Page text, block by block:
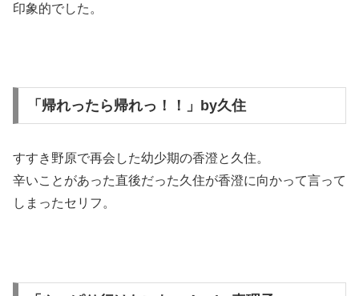
印象的でした。
「帰れったら帰れっ！！」by久住
すすき野原で再会した幼少期の香澄と久住。
辛いことがあった直後だった久住が香澄に向かって言って
しまったセリフ。